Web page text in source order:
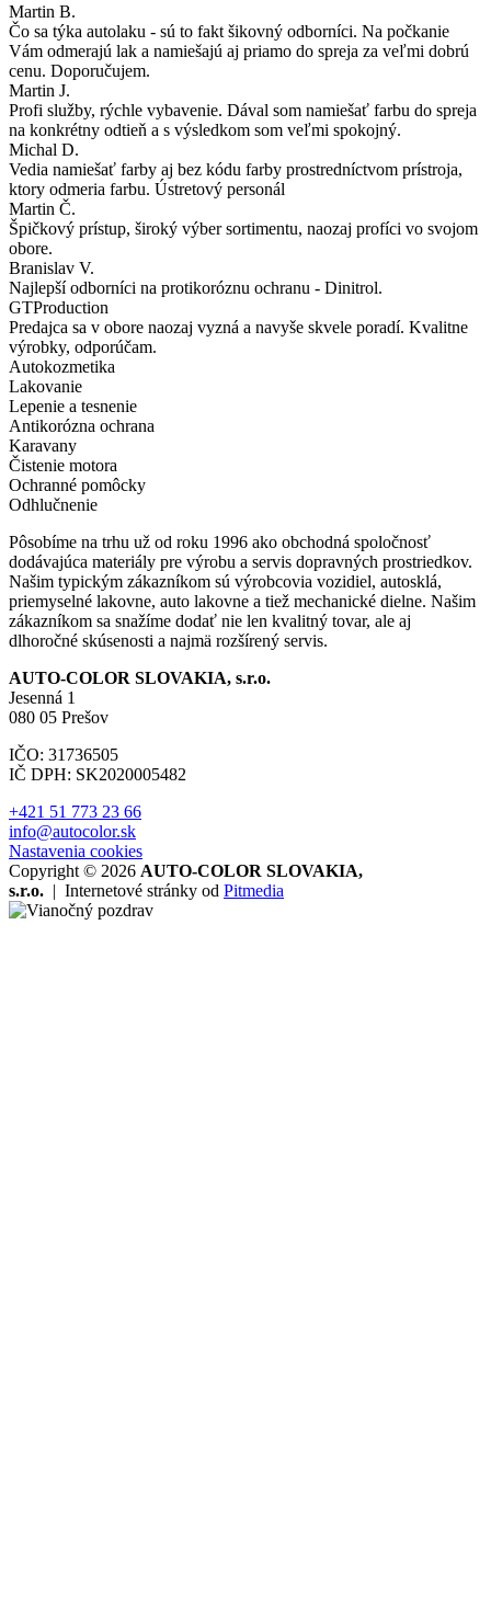
Martin B.
Čo sa týka autolaku - sú to fakt šikovný odborníci. Na počkanie
Vám odmerajú lak a namiešajú aj priamo do spreja za veľmi dobrú
cenu. Doporučujem.
Martin J.
Profi služby, rýchle vybavenie. Dával som namiešať farbu do spreja
na konkrétny odtieň a s výsledkom som veľmi spokojný.
Michal D.
Vedia namiešať farby aj bez kódu farby prostredníctvom prístroja,
ktory odmeria farbu. Ústretový personál
Martin Č.
Špičkový prístup, široký výber sortimentu, naozaj profíci vo svojom
obore.
Branislav V.
Najlepší odborníci na protikoróznu ochranu - Dinitrol.
GTProduction
Predajca sa v obore naozaj vyzná a navyše skvele poradí. Kvalitne
výrobky, odporúčam.
Autokozmetika
Lakovanie
Lepenie a tesnenie
Antikorózna ochrana
Karavany
Čistenie motora
Ochranné pomôcky
Odhlučnenie
Pôsobíme na trhu už od roku 1996 ako obchodná spoločnosť
dodávajúca materiály pre výrobu a servis dopravných prostriedkov.
Našim typickým zákazníkom sú výrobcovia vozidiel, autosklá,
priemyselné lakovne, auto lakovne a tiež mechanické dielne. Našim
zákazníkom sa snažíme dodať nie len kvalitný tovar, ale aj
dlhoročné skúsenosti a najmä rozšírený servis.
AUTO-COLOR SLOVAKIA, s.r.o.
Jesenná 1
080 05 Prešov
IČO: 31736505
IČ DPH: SK2020005482
+421 51 773 23 66
info@autocolor.sk
Nastavenia cookies
Copyright © 2026 AUTO-COLOR SLOVAKIA,
s.r.o. | Internetové stránky od Pitmedia